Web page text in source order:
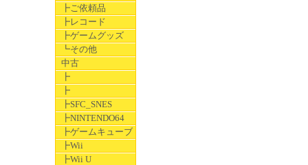
┣ご依頼品
┣レコード
┣ゲームグッズ
┗その他
中古
┣
┣
┣SFC_SNES
┣NINTENDO64
┣ゲームキューブ
┣Wii
┣Wii U